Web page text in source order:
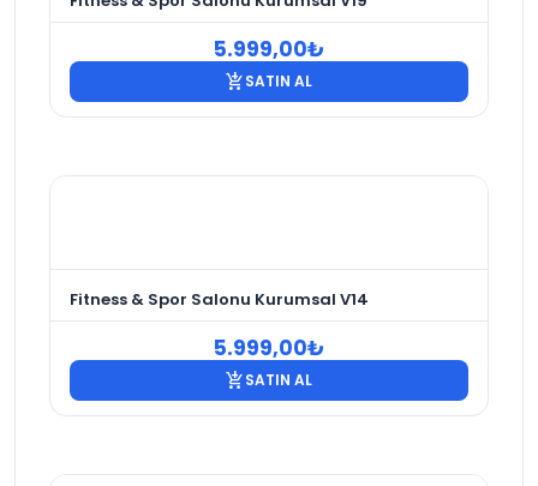
5.999,00₺
add_shopping_cartSATIN AL
Fitness & Spor Salonu Kurumsal V14
5.999,00₺
add_shopping_cartSATIN AL